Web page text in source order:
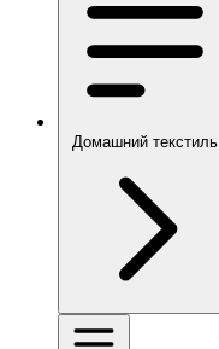
Домашний текстиль